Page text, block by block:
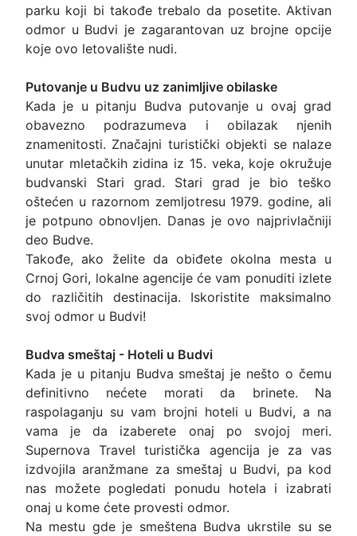
parku koji bi takođe trebalo da posetite. Aktivan
odmor u Budvi je zagarantovan uz brojne opcije
koje ovo letovalište nudi.
Putovanje u Budvu uz zanimljive obilaske
Kada je u pitanju Budva putovanje u ovaj grad
obavezno podrazumeva i obilazak njenih
znamenitosti. Značajni turistički objekti se nalaze
unutar mletačkih zidina iz 15. veka, koje okružuje
budvanski Stari grad. Stari grad je bio teško
oštećen u razornom zemljotresu 1979. godine, ali
je potpuno obnovljen. Danas je ovo najprivlačniji
deo Budve.
Takođe, ako želite da obiđete okolna mesta u
Crnoj Gori, lokalne agencije će vam ponuditi izlete
do različitih destinacija. Iskoristite maksimalno
svoj odmor u Budvi!
Budva smeštaj - Hoteli u Budvi
Kada je u pitanju Budva smeštaj je nešto o čemu
definitivno nećete morati da brinete. Na
raspolaganju su vam brojni hoteli u Budvi, a na
vama je da izaberete onaj po svojoj meri.
Supernova Travel turistička agencija je za vas
izdvojila aranžmane za smeštaj u Budvi, pa kod
nas možete pogledati ponudu hotela i izabrati
onaj u kome ćete provesti odmor.
Na mestu gde je smeštena Budva ukrstile su se